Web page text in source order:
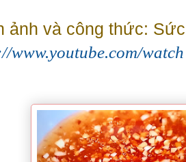
ảnh và công thức:
www.youtube.com/